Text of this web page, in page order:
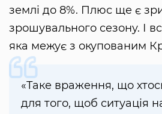
землі до 8%. Плюс ще є
зрошувального сезону. І
яка межує з окупованим
«Таке враження, що
для того, щоб ситуація